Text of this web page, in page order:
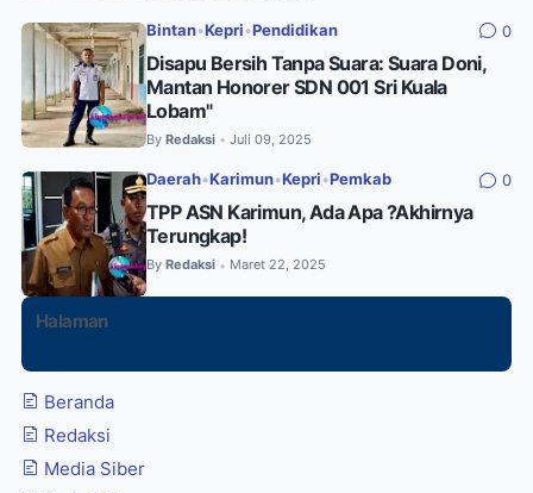
Bintan•Kepri •Pendidikan 0
Disapu Bersih Tanpa Suara: Suara Doni,
Mantan Honorer SDN 001 Sri Kuala
Lobam"
By Redaksi • Juli 09, 2025
Daerah•Karimun•Kepri •Pemkab 0
TPP ASN Karimun, Ada Apa ?Akhirnya
Terungkap!
By Redaksi • Maret 22, 2025
Halaman
Beranda
Redaksi
Media Siber